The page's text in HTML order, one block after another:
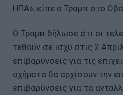
ΗΠΑ», είπε ο Τραμπ στο
Ο Τραμπ δήλωσε ότι οι
τεθούν σε ισχύ στις 2
επιβαρύνσεις για τις
οχήματα θα αρχίσουν την
επιβαρύνσεις για τα